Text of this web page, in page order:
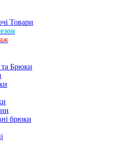
Товари
Брюки
брюки